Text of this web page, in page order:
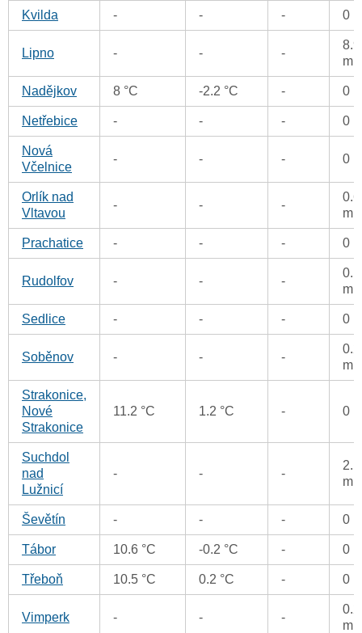
Kvilda - - - 0
Lipno - - -
8.9
Nadějkov 8 °C -2.2 °C - 0
Netřebice - - - 0
Nová
Včelnice
- - - 0
Orlík nad
Vltavou
- - -
0.6
Prachatice - - - 0
Rudolfov - - -
0.1
Sedlice - - - 0
Soběnov - - -
0.2
Strakonice,
Nové
Strakonice
11.2 °C 1.2 °C - 0
Suchdol
nad
Lužnicí
- - -
2.1
Ševětín - - - 0
Tábor 10.6 °C -0.2 °C - 0
Třeboň 10.5 °C 0.2 °C - 0
Vimperk - - -
0.2